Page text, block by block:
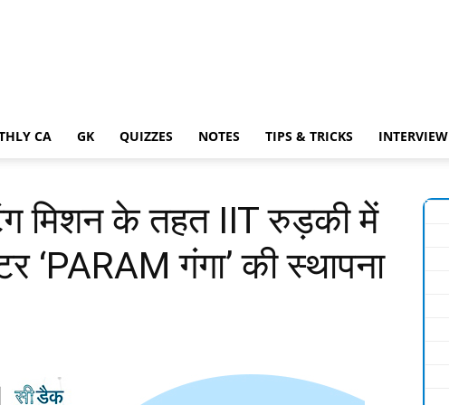
CA GK QUIZZES NOTES TIPS & TRICKS INTERVIEW
मिशन के तहत IIT रुड़की में
‘PARAM गंगा’ की स्थापना